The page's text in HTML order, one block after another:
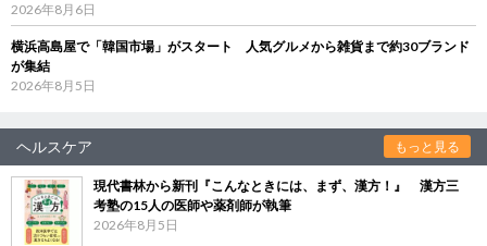
2026年8月6日
横浜高島屋で「韓国市場」がスタート 人気グルメから雑貨まで約30ブランド
が集結
2026年8月5日
ヘルスケア もっと見る
現代書林から新刊『こんなときには、まず、漢方！』 漢方三
考塾の15人の医師や薬剤師が執筆
2026年8月5日